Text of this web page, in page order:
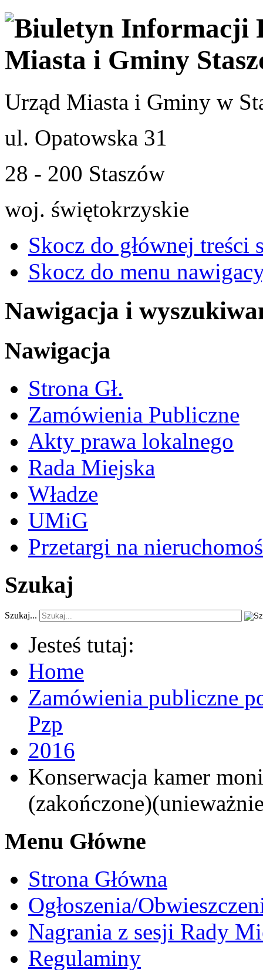
Urząd Miasta i Gminy w
ul. Opatowska 31
28 - 200 Staszów
woj. świętokrzyskie
Skocz do głównej treści
Skocz do menu
Nawigacja i
Nawigacja
Strona Gł.
Zamówienia Publiczne
Akty prawa lokalnego
Rada Miejska
Władze
UMiG
Przetargi na
Szukaj
Szukaj...
Jesteś tutaj:
Home
Zamówienia publiczne
Pzp
2016
Konserwacja kamer
Menu Główne
Strona Główna
Ogłoszenia/
Nagrania z sesji Rady
Regulaminy